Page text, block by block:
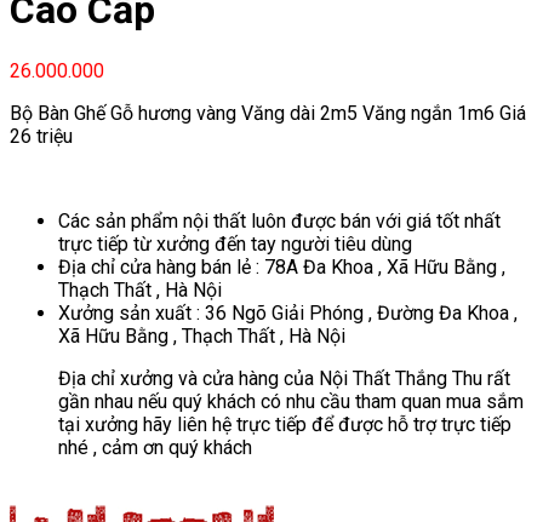
Cao Cấp
26.000.000
Bộ Bàn Ghế Gỗ hương vàng Văng dài 2m5 Văng ngắn 1m6 Giá
26 triệu
Các sản phẩm nội thất luôn được bán với giá tốt nhất
trực tiếp từ xưởng đến tay người tiêu dùng
Địa chỉ cửa hàng bán lẻ : 78A Đa Khoa , Xã Hữu Bằng ,
Thạch Thất , Hà Nội
Xưởng sản xuất : 36 Ngõ Giải Phóng , Đường Đa Khoa ,
Xã Hữu Bằng , Thạch Thất , Hà Nội
Địa chỉ xưởng và cửa hàng của Nội Thất Thắng Thu rất
gần nhau nếu quý khách có nhu cầu tham quan mua sắm
tại xưởng hãy liên hệ trực tiếp để được hỗ trợ trực tiếp
nhé , cảm ơn quý khách